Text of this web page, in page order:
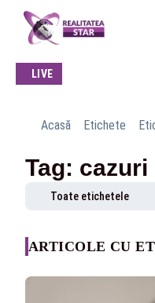
LIVE
Acasă Etichete
Tag: cazuri
Toate etichetele
ARTICOLE CU